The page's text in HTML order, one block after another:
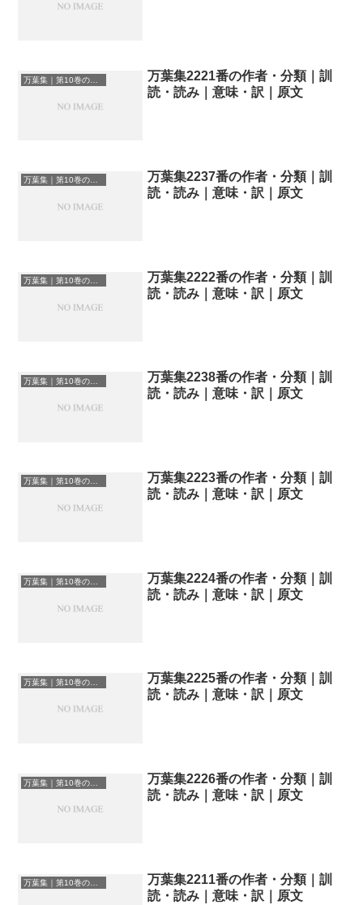
万葉集｜第10巻の和歌一覧
万葉集2221番の作者・分類｜訓
読・読み｜意味・訳｜原文
万葉集｜第10巻の和歌一覧
万葉集2237番の作者・分類｜訓
読・読み｜意味・訳｜原文
万葉集｜第10巻の和歌一覧
万葉集2222番の作者・分類｜訓
読・読み｜意味・訳｜原文
万葉集｜第10巻の和歌一覧
万葉集2238番の作者・分類｜訓
読・読み｜意味・訳｜原文
万葉集｜第10巻の和歌一覧
万葉集2223番の作者・分類｜訓
読・読み｜意味・訳｜原文
万葉集｜第10巻の和歌一覧
万葉集2224番の作者・分類｜訓
読・読み｜意味・訳｜原文
万葉集｜第10巻の和歌一覧
万葉集2225番の作者・分類｜訓
読・読み｜意味・訳｜原文
万葉集｜第10巻の和歌一覧
万葉集2226番の作者・分類｜訓
読・読み｜意味・訳｜原文
万葉集｜第10巻の和歌一覧
万葉集2211番の作者・分類｜訓
読・読み｜意味・訳｜原文